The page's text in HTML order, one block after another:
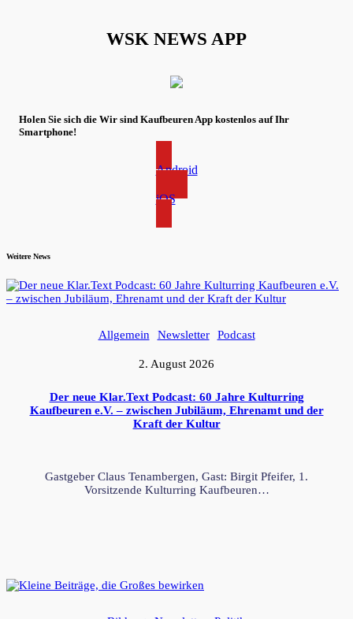
WSK NEWS APP
Holen Sie sich die Wir sind Kaufbeuren App kostenlos auf Ihr
Smartphone!
Android
iOS
Weitere News
Allgemein Newsletter Podcast
2. August 2026
Der neue Klar.Text Podcast: 60 Jahre Kulturring
Kaufbeuren e.V. – zwischen Jubiläum, Ehrenamt und der
Kraft der Kultur
Gastgeber Claus Tenambergen, Gast: Birgit Pfeifer, 1.
Vorsitzende Kulturring Kaufbeuren…